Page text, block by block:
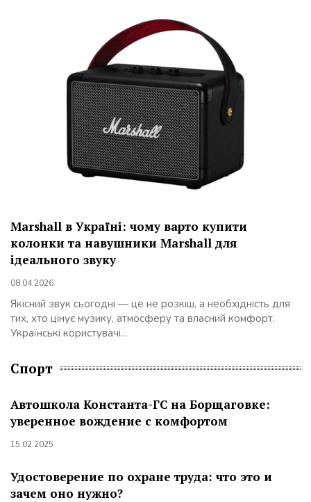
Marshall в Україні: чому варто купити
колонки та навушники Marshall для
ідеального звуку
08.04.2026
Якісний звук сьогодні — це не розкіш, а необхідність для
тих, хто цінує музику, атмосферу та власний комфорт.
Українські користувачі...
Спорт
Автошкола Константа-ГС на Борщаговке:
уверенное вождение с комфортом
15.02.2025
Удостоверение по охране труда: что это и
зачем оно нужно?